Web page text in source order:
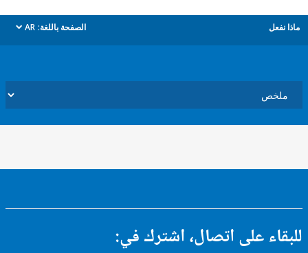
الصفحة باللغة: AR
dropdown
على اتصال، اشترك في: